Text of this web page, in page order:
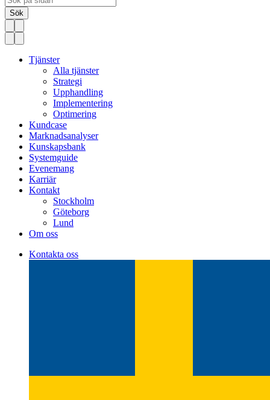
Sök
Tjänster
Alla tjänster
Strategi
Upphandling
Implementering
Optimering
Kundcase
Marknadsanalyser
Kunskapsbank
Systemguide
Evenemang
Karriär
Kontakt
Stockholm
Göteborg
Lund
Om oss
Kontakta oss